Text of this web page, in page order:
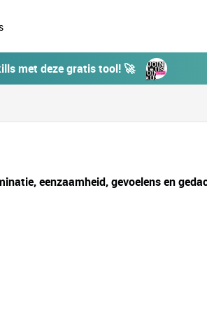
met deze gratis tool! 🚀
eenzaamheid, gevoelens en